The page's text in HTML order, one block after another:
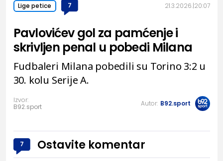
Lige petice 7 21.3.2026. 20:07
Pavlovićev gol za pamćenje i
skrivljen penal u pobedi Milana
Fudbaleri Milana pobedili su Torino 3:2 u
30. kolu Serije A.
Izvor:
B92.sport
Autor: B92.sport
7 Ostavite komentar